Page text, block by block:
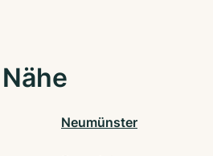
Neumünster